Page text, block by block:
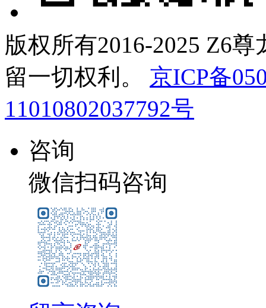
版权所有2016-2025 Z6尊
留一切权利。
京ICP备
11010802037792号
咨询
微信扫码咨询